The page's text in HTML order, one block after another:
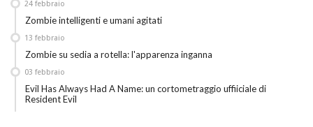
Zombie intelligenti e umani agitati
24 febbraio
Zombie su sedia a rotella: l'apparenza inganna
13 febbraio
Evil Has Always Had A Name: un cortometraggio uffiiciale di
Resident Evil
03 febbraio